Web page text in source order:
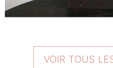
VOIR TOUS